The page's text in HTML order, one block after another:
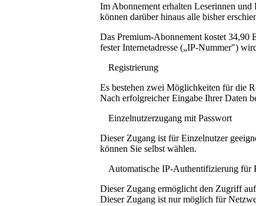
Im Abonnement erhalten Leserinnen
können darüber hinaus alle bisher
Das Premium-Abonnement kostet 34,90
fester Internetadresse („IP-Nummer")
Registrierung
Es bestehen zwei Möglichkeiten für die
Nach erfolgreicher Eingabe Ihrer Daten
Einzelnutzerzugang mit Passwort
Dieser Zugang ist für Einzelnutzer
können Sie selbst wählen.
Automatische IP-Authentifizierung für
Dieser Zugang ermöglicht den Zugriff
Dieser Zugang ist nur möglich für